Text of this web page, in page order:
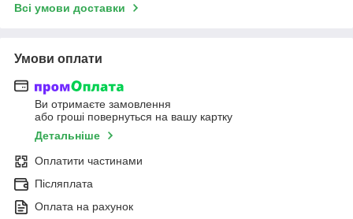
Всі умови доставки
Умови оплати
Ви отримаєте замовлення
або гроші повернуться на вашу картку
Детальніше
Оплатити частинами
Післяплата
Оплата на рахунок